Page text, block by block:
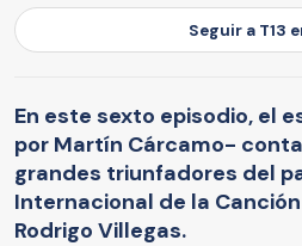
Seguir a T13
En este sexto episodio, el
por Martín Cárcamo-
grandes triunfadores del
Internacional de la
Rodrigo Villegas.